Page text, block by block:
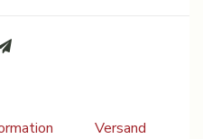
Versand